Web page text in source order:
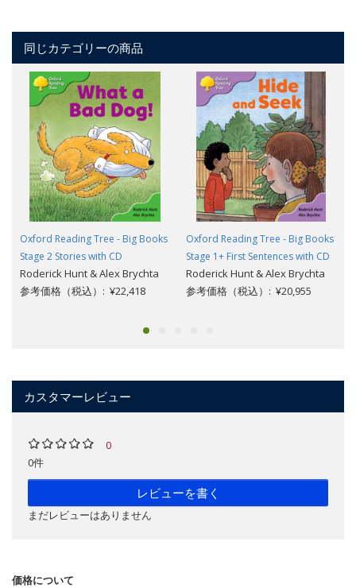
同じカテゴリーの商品
Oxford Reading Tree - Big Books
Stage 2 Stories with CD
Roderick Hunt & Alex Brychta
参考価格（税込）: ¥22,418
Oxford Reading Tree - Big Books
Stage 1+ First Sentences with CD
Roderick Hunt & Alex Brychta
参考価格（税込）: ¥20,955
カスタマーレビュー
0
0件
レビューを書く
まだレビューはありません
価格について